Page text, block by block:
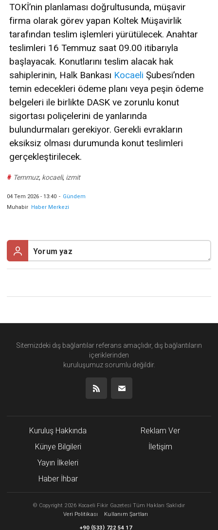
TOKİ’nin planlaması doğrultusunda, müşavir
firma olarak görev yapan Koltek Müşavirlik
tarafından teslim işlemleri yürütülecek. Anahtar
teslimleri 16 Temmuz saat 09.00 itibarıyla
başlayacak. Konutlarını teslim alacak hak
sahiplerinin, Halk Bankası Kocaeli Şubesi’nden
temin edecekleri ödeme planı veya peşin ödeme
belgeleri ile birlikte DASK ve zorunlu konut
sigortası poliçelerini de yanlarında
bulundurmaları gerekiyor. Gerekli evrakların
eksiksiz olması durumunda konut teslimleri
gerçekleştirilecek.
# Temmuz, kocaeli, izmit
04 Tem 2026 - 13:40 - Gündem
Muhabir
Haber Merkezi
Sitemizdeki dış bağlantılar referans amaçlıdır, dış bağlantıların
içeriklerinden
kuruluşumuz sorumlu değildir.
Kuruluş Hakkında
Künye Bilgileri
Yayın İlkeleri
Haber İhbar
Reklam Ver
İletişim
© Copyright 2026 Kocaeli Fikir Gazetesi Tüm Hakları Saklıdır
Veri Politikası
Kullanım Şartları
+90 (533) 722 54 17